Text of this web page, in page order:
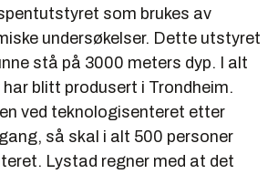
som brukes av
undersøkelser. Dette utstyret
stå på 3000 meters dyp. I alt
har blitt produsert i Trondheim.
ved teknologisenteret etter
så skal i alt 500 personer
Lystad regner med at det